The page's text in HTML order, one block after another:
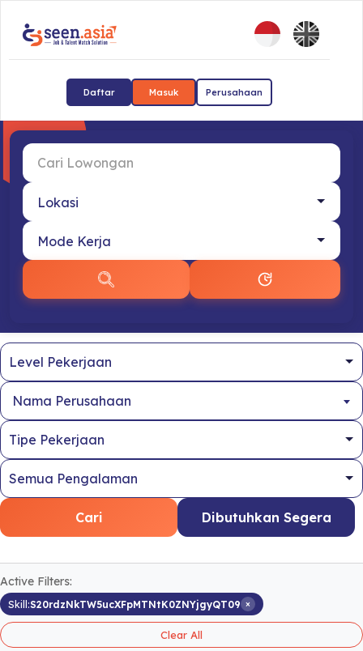
Daftar Masuk Perusahaan
Nama Perusahaan
Cari Dibutuhkan Segera
Active Filters:
Skill:S20rdzNkTW5ucXFpMTNtK0ZNYjgyQT09 ×
Clear All